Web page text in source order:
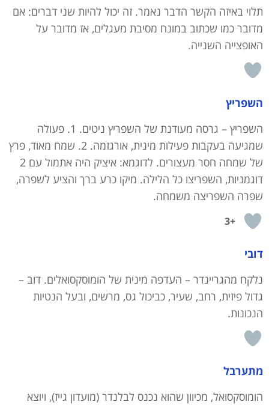
תלוי באיזה הקשר הדבר נאמר. זה יכול להיות שני דברים: אם
מדובר כמו שכתוב במונח מסיבת מעגלים, אז מדובר על
האופצייה השנייה.
השפריץ
השפריץ – גרסה מעודנת של השפריץ ניטים. 1. פעולה
שמגיעה בעקבות פעילות מינית, אורגזמה. 2. שמח מאוד, פרץ
של שמחה חסר מעצורים. לדוגמא: איציק היה אתמול עם 2
דוגמניות, השפריצו כל הלילה. מיקו כרע ברך והציע לשפרה,
שפרה השפריצה משמחה.
+3
דובי
נלקח מהגריינדר – העדפה מינית של הומוסקסואלים. דוב –
גדול פיזית, רחב, שעיר, כביכול גס, מרשים, ובעל הנטיות
הנכונות.
מתערבל
הומוסקסואל, מכיוון שהוא נכנס לבלנדר (מועדון גייז), ויוצא